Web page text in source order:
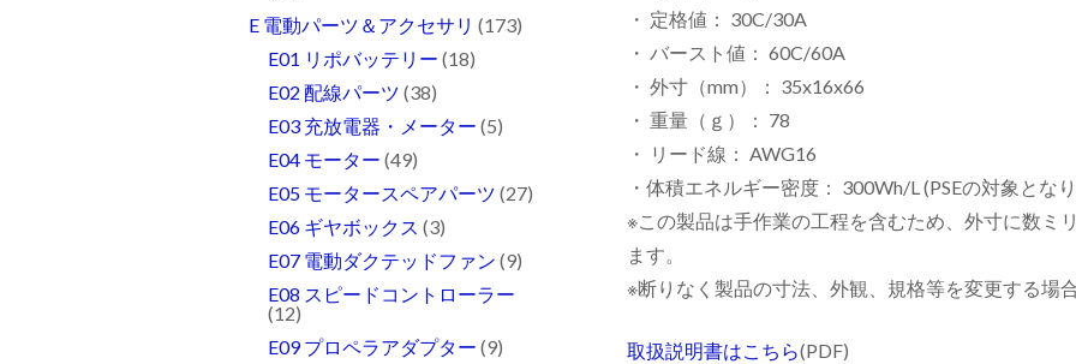
・ 定格値： 30C/30A
・ バースト値： 60C/60A
・ 外寸（mm）： 35x16x66
・ 重量（ｇ）： 78
・ リード線： AWG16
・体積エネルギー密度： 300Wh/L (PSEの対象とな
※この製品は手作業の工程を含むため、外寸に数ミ
ます。
※断りなく製品の寸法、外観、規格等を変更する場
取扱説明書はこちら(PDF)
E 電動パーツ＆アクセサリ (173)
E01 リポバッテリー (18)
E02 配線パーツ (38)
E03 充放電器・メーター (5)
E04 モーター (49)
E05 モータースペアパーツ (27)
E06 ギヤボックス (3)
E07 電動ダクテッドファン (9)
E08 スピードコントローラー
(12)
E09 プロペラアダプター (9)